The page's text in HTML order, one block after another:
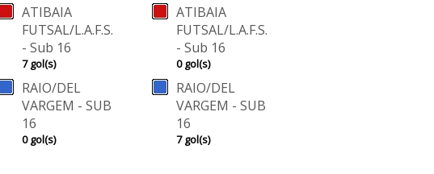
ATIBAIA
FUTSAL/L.A.F.S.
- Sub 16
7 gol(s)
RAIO/DEL
VARGEM - SUB
16
0 gol(s)
ATIBAIA
FUTSAL/L.A.F.S.
- Sub 16
0 gol(s)
RAIO/DEL
VARGEM - SUB
16
7 gol(s)